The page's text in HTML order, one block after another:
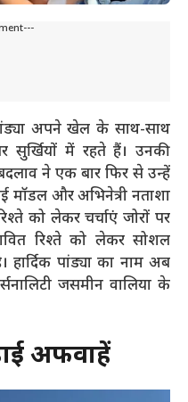
पांड्या अपने खेल के साथ-साथ
में रहते हैं। उनकी
ने एक बार फिर से उन्हें
मॉडल और अभिनेत्री नताशा
को लेकर चर्चाएं जोरों पर
रिश्ते को लेकर सोशल
हार्दिक पांड्या का नाम अब
जसमीन वालिया के
अफवाहें